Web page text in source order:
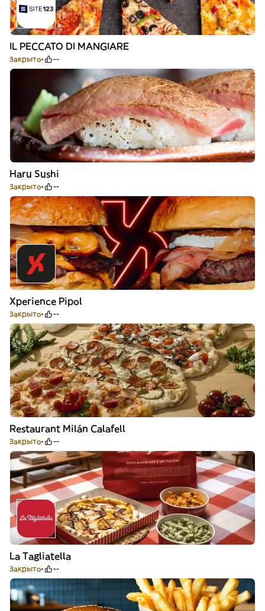
IL PECCATO DI MANGIARE
Закрыто --
Haru Sushi
Закрыто --
Xperience Pipol
Закрыто --
Restaurant Milán Calafell
Закрыто --
La Tagliatella
Закрыто --